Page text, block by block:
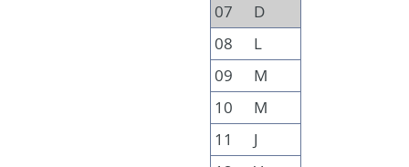
07
D
08
L
09
M
10
M
11
J